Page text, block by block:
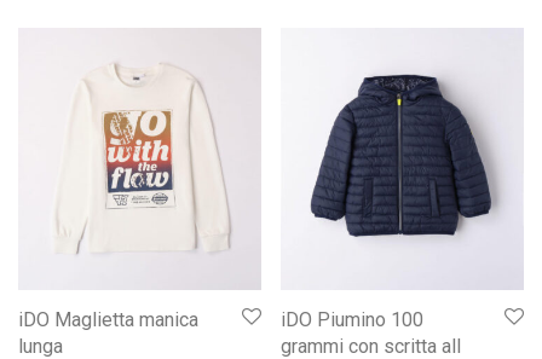
iDO Maglietta manica
lunga
iDO Piumino 100
grammi con scritta all